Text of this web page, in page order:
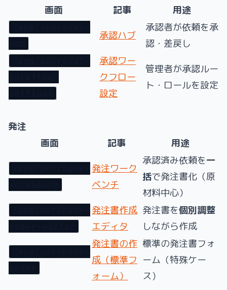
画面
記事 用途
承認ハブ
承認者が依頼を承
認・差戻し
承認ワー
クフロー
設定
管理者が承認ルー
ト・ロールを設定
発注
画面
記事 用途
発注ワーク
ベンチ
承認済み依頼を一
括で発注書化（原
材料中心）
発注書作成
エディタ
発注書を個別調整
しながら作成
発注書の作
成（標準フ
ォーム）
標準の発注書フォ
ーム（特殊ケー
ス）